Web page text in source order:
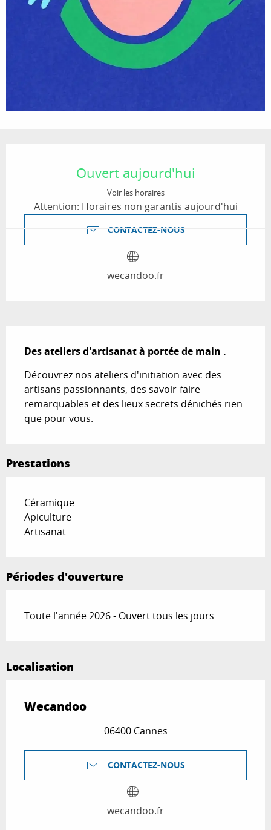
Ouvert aujourd'hui
Voir les horaires
Attention: Horaires non garantis aujourd'hui
CONTACTEZ-NOUS
wecandoo.fr
Des ateliers d'artisanat à portée de main .
Découvrez nos ateliers d'initiation avec des
artisans passionnants, des savoir-faire
remarquables et des lieux secrets dénichés rien
que pour vous.
Prestations
Céramique
Apiculture
Artisanat
Périodes d'ouverture
Toute l'année 2026 - Ouvert tous les jours
Localisation
Wecandoo
06400 Cannes
CONTACTEZ-NOUS
wecandoo.fr